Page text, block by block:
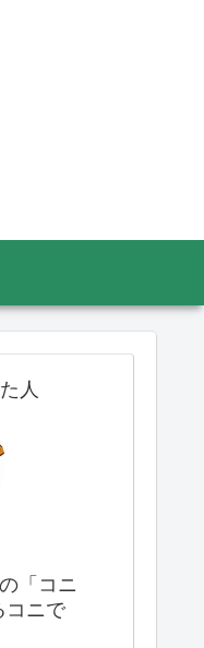
人
「コニ
コニで